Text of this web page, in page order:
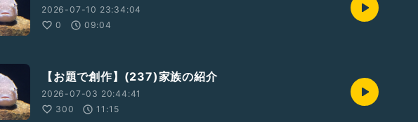
2026-07-10 23:34:04
0
09:04
【お題で創作】(237)家族の紹介
2026-07-03 20:44:41
300
11:15